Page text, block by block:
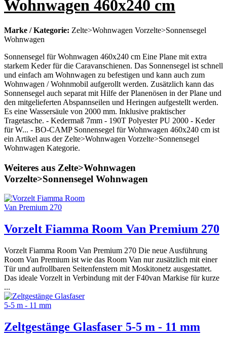
Wohnwagen 460x240 cm
Marke / Kategorie: Zelte>Wohnwagen Vorzelte>Sonnensegel
Wohnwagen
Sonnensegel für Wohnwagen 460x240 cm Eine Plane mit extra
starkem Keder für die Caravanschienen. Das Sonnensegel ist schnell
und einfach am Wohnwagen zu befestigen und kann auch zum
Wohnwagen / Wohnmobil aufgerollt werden. Zusätzlich kann das
Sonnensegel auch separat mit Hilfe der Planenösen in der Plane und
den mitgelieferten Abspannseilen und Heringen aufgestellt werden.
Es eine Wassersäule von 2000 mm. Inklusive praktischer
Tragetasche. - Kedermaß 7mm - 190T Polyester PU 2000 - Keder
für W... - BO-CAMP Sonnensegel für Wohnwagen 460x240 cm ist
ein Artikel aus der Zelte>Wohnwagen Vorzelte>Sonnensegel
Wohnwagen Kategorie.
Weiteres aus Zelte>Wohnwagen
Vorzelte>Sonnensegel Wohnwagen
Vorzelt Fiamma Room Van Premium 270
Vorzelt Fiamma Room Van Premium 270 Die neue Ausführung
Room Van Premium ist wie das Room Van nur zusätzlich mit einer
Tür und aufrollbaren Seitenfenstern mit Moskitonetz ausgestattet.
Das ideale Vorzelt in Verbindung mit der F40van Markise für kurze
...
Zeltgestänge Glasfaser 5-5 m - 11 mm